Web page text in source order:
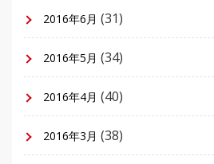
2016年6月 (31)
2016年5月 (34)
2016年4月 (40)
2016年3月 (38)